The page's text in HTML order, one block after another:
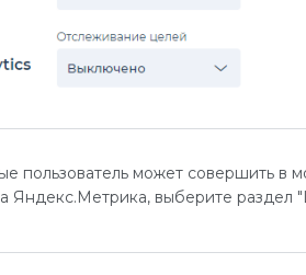
пользователь может совершить в
Яндекс.Метрика, выберите